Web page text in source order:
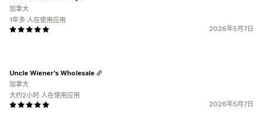
2026年5月7日
加拿大
1年多 人在使用应用
2026年5月7日
Uncle Wiener's Wholesale
加拿大
大约2小时 人在使用应用